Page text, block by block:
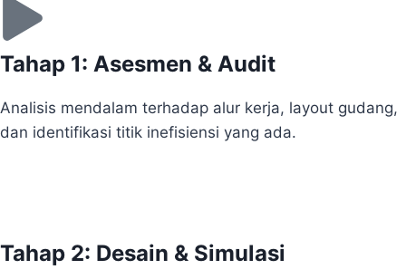
Tahap 1: Asesmen & Audit
Analisis mendalam terhadap alur kerja, layout gudang,
dan identifikasi titik inefisiensi yang ada.
Tahap 2: Desain & Simulasi